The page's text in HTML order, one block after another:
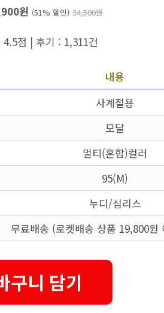
원 (51% 할인) 34,500원
점 | 후기 : 1,311건
내용
사계절용
모달
멀티(혼합)컬러
95(M)
누디/심리스
무료배송 (로켓배송 상품 19,800원
구니 담기